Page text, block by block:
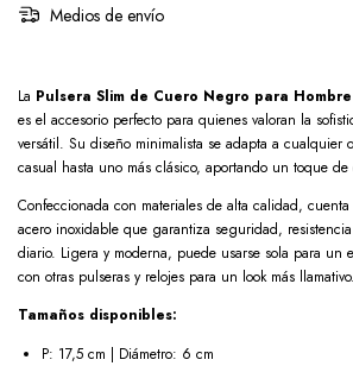
Medios de envío
La Pulsera Slim de Cuero Negro para
es el accesorio perfecto para quienes valoran la
versátil. Su diseño minimalista se adapta a cualquier
casual hasta uno más clásico, aportando un toque
Confeccionada con materiales de alta calidad,
acero inoxidable que garantiza seguridad,
diario. Ligera y moderna, puede usarse sola para un
con otras pulseras y relojes para un look más llamativo.
Tamaños disponibles:
P: 17,5 cm | Diámetro: 6 cm